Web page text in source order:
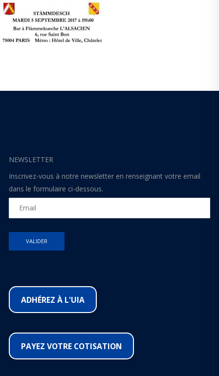
NEWSLETTER
Inscrivez-vous à notre newsletter en renseignant votre email
dans le formulaire ci-dessous.
ADHÉREZ À L'UIA
PAYEZ VOTRE COTISATION